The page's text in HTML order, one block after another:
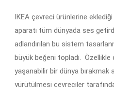
IKEA çevreci ürünlerine
aparatı tüm dünyada ses
adlandırılan bu sistem
büyük beğeni topladı. Özellikle
yaşanabilir bir dünya bırakmak
yürütülmesi çevreciler